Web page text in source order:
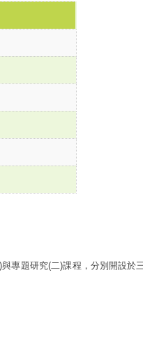
專題研究(二)課程，分別開設